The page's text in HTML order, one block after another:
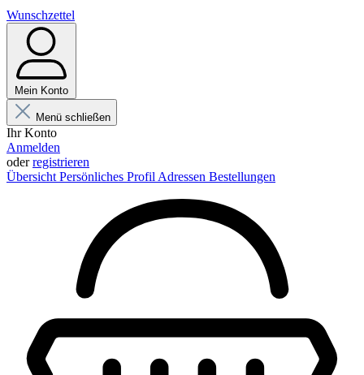
Wunschzettel
Mein Konto
Menü schließen
Ihr Konto
Anmelden
oderregistrieren
Übersicht Persönliches Profil Adressen Bestellungen